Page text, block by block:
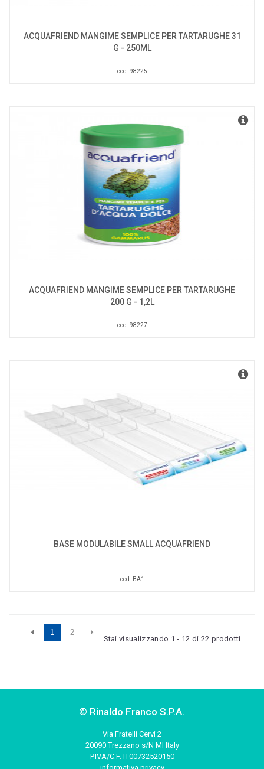
ACQUAFRIEND MANGIME SEMPLICE PER TARTARUGHE 31
G - 250ML
cod. 98225
ACQUAFRIEND MANGIME SEMPLICE PER TARTARUGHE
200 G - 1,2L
cod. 98227
BASE MODULABILE SMALL ACQUAFRIEND
cod. BA1
1 2
Stai visualizzando 1 - 12 di 22 prodotti
© Rinaldo Franco S.P.A.
Via Fratelli Cervi 2
20090 Trezzano s/N MI Italy
P.IVA/C.F. IT00732520150